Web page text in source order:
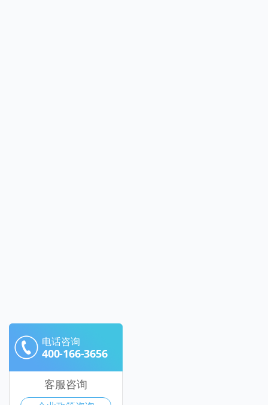
电话咨询
400-166-3656
客服咨询